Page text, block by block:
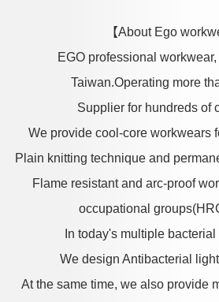
【About Ego
EGO professional
Taiwan.Operating more
Supplier for hundreds of
We provide cool-core workwears
Plain knitting technique and
Flame resistant and arc-proof
occupational
In today's multiple
We design Antibacterial
At the same time, we also provide